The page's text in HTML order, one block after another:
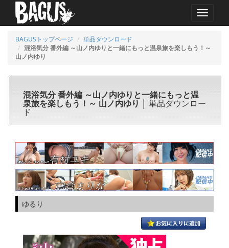
MENU
BAGUSトップページ
単品ダウンロード
混浴気分 番外編 ～山ノ内ゆりと一緒にもっと温泉旅を楽しもう！～
山ノ内ゆり
混浴気分 番外編 ～山ノ内ゆりと一緒にもっと温
泉旅を楽しもう！～ 山ノ内ゆり │ 単品ダウンロー
ド
ゆるり